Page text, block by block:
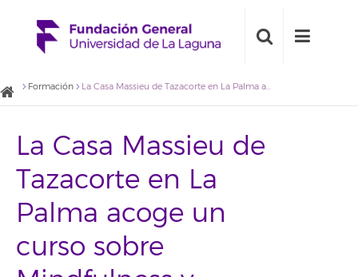
Formación La Casa Massieu de Tazacorte en La Palma acoge un curso sobre Mindfulness y escritura
La Casa Massieu de
Tazacorte en La
Palma acoge un
curso sobre